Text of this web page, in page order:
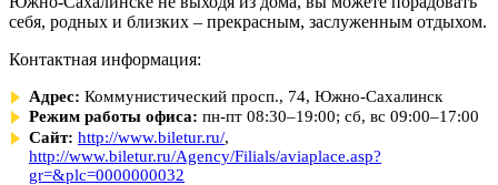
себя, родных и близких – прекрасным, заслуженным отдыхом.
Контактная информация:
Адрес: Коммунистический просп., 74, Южно-Сахалинск
Режим работы офиса: пн-пт 08:30–19:00; сб, вс 09:00–17:00
Сайт: http://www.biletur.ru/,
http://www.biletur.ru/Agency/Filials/aviaplace.asp?
gr=&plc=0000000032